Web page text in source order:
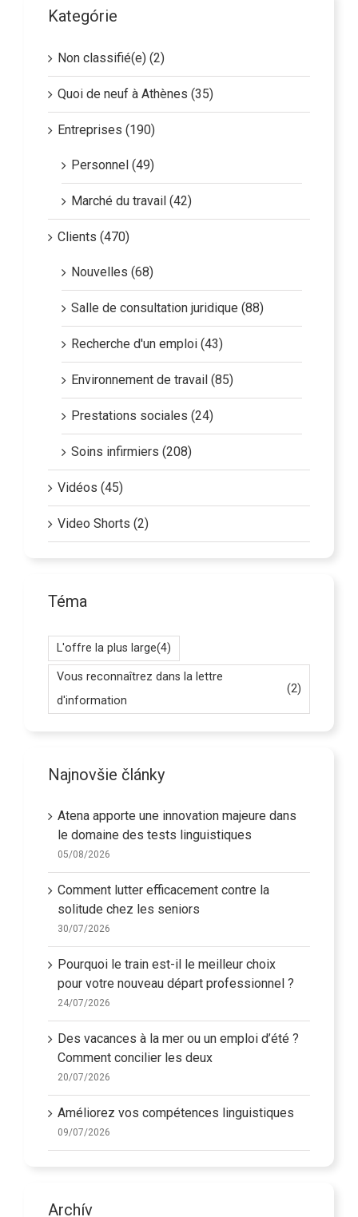
Kategórie
Non classifié(e) (2)
Quoi de neuf à Athènes (35)
Entreprises (190)
Personnel (49)
Marché du travail (42)
Clients (470)
Nouvelles (68)
Salle de consultation juridique (88)
Recherche d'un emploi (43)
Environnement de travail (85)
Prestations sociales (24)
Soins infirmiers (208)
Vidéos (45)
Video Shorts (2)
Téma
L'offre la plus large(4)
Vous reconnaîtrez dans la lettre
d'information
(2)
Najnovšie články
Atena apporte une innovation majeure dans
le domaine des tests linguistiques
05/08/2026
Comment lutter efficacement contre la
solitude chez les seniors
30/07/2026
Pourquoi le train est-il le meilleur choix
pour votre nouveau départ professionnel ?
24/07/2026
Des vacances à la mer ou un emploi d’été ?
Comment concilier les deux
20/07/2026
Améliorez vos compétences linguistiques
09/07/2026
Archív